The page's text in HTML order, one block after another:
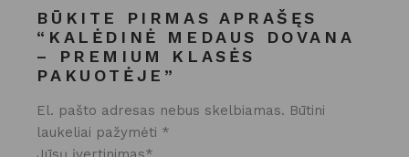
BŪKITE PIRMAS APRAŠĘS
“KALĖDINĖ MEDAUS DOVANA
– PREMIUM KLASĖS
PAKUOTĖJE”
El. pašto adresas nebus skelbiamas. Būtini
laukeliai pažymėti *